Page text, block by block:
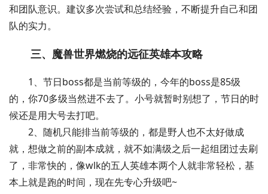
和团队意识。建议多次尝试和总结经验，不断提升自己和团
队的实力。
三、魔兽世界燃烧的远征英雄本攻略
1、节日boss都是当前等级的，今年的boss是85级
的，你70多级当然进不去了。小号就暂时别想了，节日的时
候还是用大号去打吧。
2、随机只能排当前等级的，都是野人也不太好做成
就，想做之前的副本成就，就不如满级之后一起组团过去刷
了，非常快的，像wlk的五人英雄本两个人就非常轻松，基
本上就是跑的时间，现在先专心升级吧~